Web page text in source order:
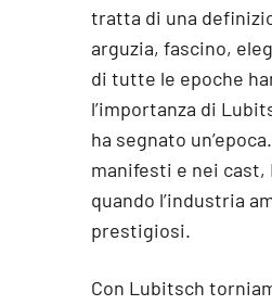
tratta di una
arguzia, fascino,
di tutte le epoche
l’importanza di
ha segnato
manifesti e nei cast,
quando l’industria
prestigiosi.
Con Lubitsch